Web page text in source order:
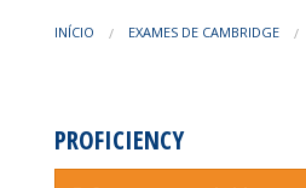
INÍCIO EXAMES DE CAMBRIDGE
PROFICIENCY